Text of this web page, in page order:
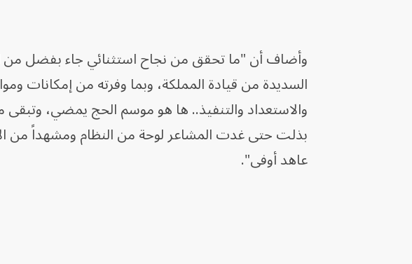
وأضاف أن "ما تحقق من نجاح استثنائي جاء بفضل من
السديدة من قيادة المملكة، وبما وفرته من إمكانات
والاستعداد والتنفيذ.. ها هو موسم الحج يمضي،
بذلت حتى غدت المشاعر لوحة من النظام ومشهداً من
عاهد أوفى".